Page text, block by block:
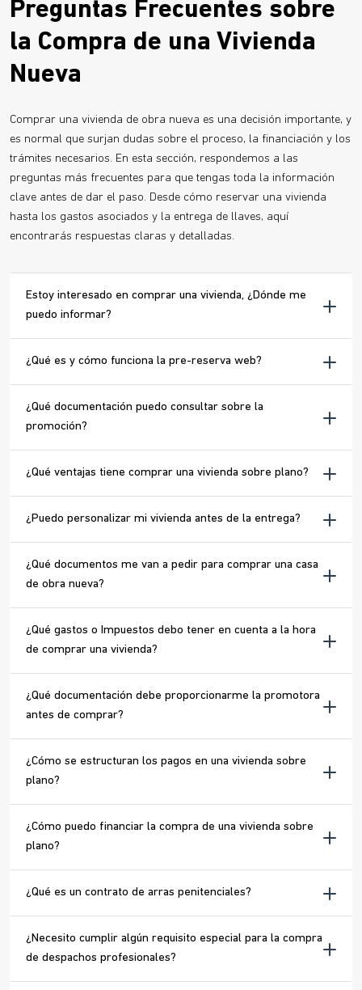
Preguntas Frecuentes sobre
la Compra de una Vivienda
Nueva
Comprar una vivienda de obra nueva es una decisión importante, y
es normal que surjan dudas sobre el proceso, la financiación y los
trámites necesarios. En esta sección, respondemos a las
preguntas más frecuentes para que tengas toda la información
clave antes de dar el paso. Desde cómo reservar una vivienda
hasta los gastos asociados y la entrega de llaves, aquí
encontrarás respuestas claras y detalladas.
Estoy interesado en comprar una vivienda, ¿Dónde me
puedo informar?
¿Qué es y cómo funciona la pre-reserva web?
¿Qué documentación puedo consultar sobre la
promoción?
¿Qué ventajas tiene comprar una vivienda sobre plano?
¿Puedo personalizar mi vivienda antes de la entrega?
¿Qué documentos me van a pedir para comprar una casa
de obra nueva?
¿Qué gastos o Impuestos debo tener en cuenta a la hora
de comprar una vivienda?
¿Qué documentación debe proporcionarme la promotora
antes de comprar?
¿Cómo se estructuran los pagos en una vivienda sobre
plano?
¿Cómo puedo financiar la compra de una vivienda sobre
plano?
¿Qué es un contrato de arras penitenciales?
¿Necesito cumplir algún requisito especial para la compra
de despachos profesionales?